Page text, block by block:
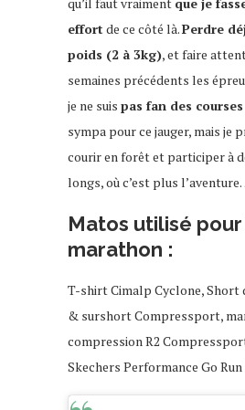
effort de ce côté là.Perdre
poids (2 à 3kg), et faire
semaines précédents les
je ne suis pas fan des
sympa pour ce jauger, mais je
courir en forêt et participer à
longs, où c’est plus
Matos utilisé
marathon :
T-shirt Cimalp Cyclone, Short
& surshort Compressport,
compression R2
Skechers Performance Go Run